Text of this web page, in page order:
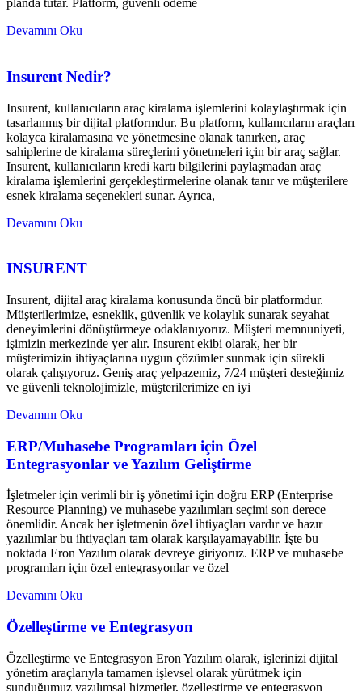
planda tutar. Platform, güvenli ödeme
Devamını Oku
Insurent Nedir?
Insurent, kullanıcıların araç kiralama işlemlerini kolaylaştırmak için
tasarlanmış bir dijital platformdur. Bu platform, kullanıcıların araçları
kolayca kiralamasına ve yönetmesine olanak tanırken, araç
sahiplerine de kiralama süreçlerini yönetmeleri için bir araç sağlar.
Insurent, kullanıcıların kredi kartı bilgilerini paylaşmadan araç
kiralama işlemlerini gerçekleştirmelerine olanak tanır ve müşterilere
esnek kiralama seçenekleri sunar. Ayrıca,
Devamını Oku
INSURENT
Insurent, dijital araç kiralama konusunda öncü bir platformdur.
Müşterilerimize, esneklik, güvenlik ve kolaylık sunarak seyahat
deneyimlerini dönüştürmeye odaklanıyoruz. Müşteri memnuniyeti,
işimizin merkezinde yer alır. Insurent ekibi olarak, her bir
müşterimizin ihtiyaçlarına uygun çözümler sunmak için sürekli
olarak çalışıyoruz. Geniş araç yelpazemiz, 7/24 müşteri desteğimiz
ve güvenli teknolojimizle, müşterilerimize en iyi
Devamını Oku
ERP/Muhasebe Programları için Özel
Entegrasyonlar ve Yazılım Geliştirme
İşletmeler için verimli bir iş yönetimi için doğru ERP (Enterprise
Resource Planning) ve muhasebe yazılımları seçimi son derece
önemlidir. Ancak her işletmenin özel ihtiyaçları vardır ve hazır
yazılımlar bu ihtiyaçları tam olarak karşılayamayabilir. İşte bu
noktada Eron Yazılım olarak devreye giriyoruz. ERP ve muhasebe
programları için özel entegrasyonlar ve özel
Devamını Oku
Özelleştirme ve Entegrasyon
Özelleştirme ve Entegrasyon Eron Yazılım olarak, işlerinizi dijital
yönetim araçlarıyla tamamen işlevsel olarak yürütmek için
sunduğumuz yazılımsal hizmetler, özelleştirme ve entegrasyon